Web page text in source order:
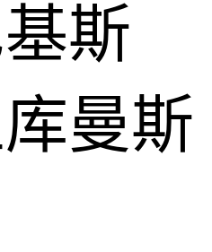
斯
曼斯